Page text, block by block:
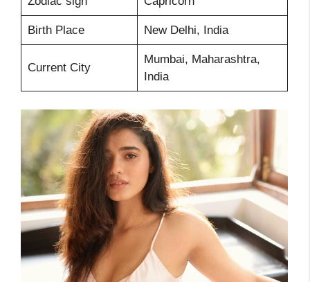
Birth Place New Delhi, India
Current City
Mumbai, Maharashtra,
India